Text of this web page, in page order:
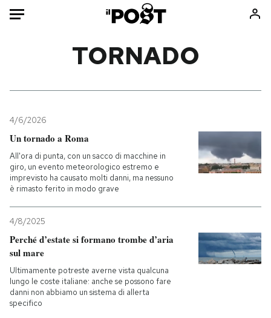
Mondo
Politica
Tecnologia
Internet
Scienza
Cultura
Economia
Sport
Storie/Idee
Ok Boomer!
Europa
Mondiali calcio 2026
PODCAST
TORNADO
4/6/2026
Un tornado a Roma
All'ora di punta, con un sacco di macchine in
giro, un evento meteorologico estremo e
imprevisto ha causato molti danni, ma nessuno
è rimasto ferito in modo grave
4/8/2025
Perché d’estate si formano trombe d’aria
sul mare
Ultimamente potreste averne vista qualcuna
lungo le coste italiane: anche se possono fare
danni non abbiamo un sistema di allerta
specifico